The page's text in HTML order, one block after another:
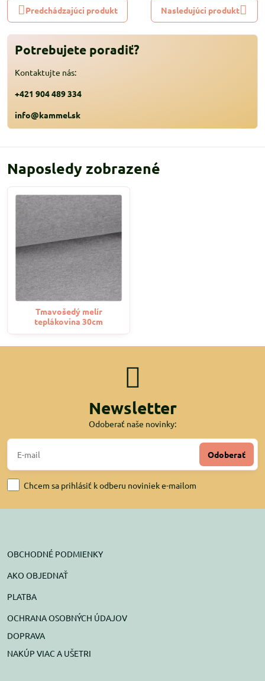
Predchádzajúci produkt Nasledujúci produkt
Potrebujete poradiť?
Kontaktujte nás:
+421 904 489 334
info@kammel.sk
Naposledy zobrazené
Tmavošedý melír
teplákovina 30cm
Newsletter
Odoberať naše novinky:
Odoberať
Chcem sa prihlásiť k odberu noviniek e-mailom
OBCHODNÉ PODMIENKY
AKO OBJEDNAŤ
PLATBA
OCHRANA OSOBNÝCH ÚDAJOV
DOPRAVA
NAKÚP VIAC A UŠETRI